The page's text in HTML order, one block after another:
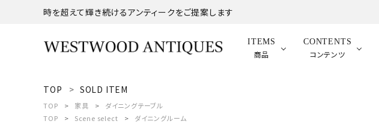
時を超えて輝き続けるアンティークをご提案します
ITEMS
商品
CONTENTS
コンテンツ
TOP SOLD ITEM
TOP 家具
ダイニングテーブル
TOP
Scene select
ダイニングルーム